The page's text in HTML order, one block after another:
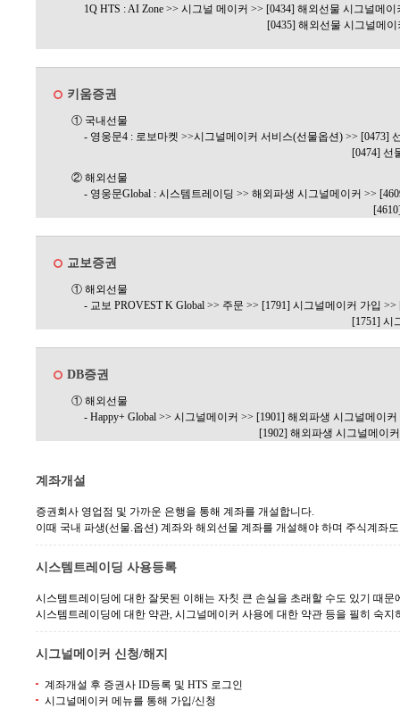
1Q HTS : AI Zone >> 시그널 메이커 >> [0434] 해외선물 시그널메이
[0435] 해외선물 시그널메
키움증권
① 국내선물
- 영웅문4 : 로보마켓 >>시그널메이커 서비스(선물옵션) >> [0473]
[0474] 선
② 해외선물
- 영웅문Global : 시스템트레이딩 >> 해외파생 시그널메이커 >>
교보증권
① 해외선물
- 교보 PROVEST K Global >> 주문 >> [1791] 시그널메이커 가입
[1751] 시
DB증권
① 해외선물
- Happy+ Global >> 시그널메이커 >> [1901] 해외파생 시그널메이
[1902] 해외파생 시그널메이
계좌개설
증권회사 영업점 및 가까운 은행을 통해 계좌를 개설합니다.
이때 국내 파생(선물.옵션) 계좌와 해외선물 계좌를 개설해야 하며 주식계좌
시스템트레이딩 사용등록
시스템트레이딩에 대한 잘못된 이해는 자칫 큰 손실을 초래할 수도 있기 때
시스템트레이딩에 대한 약관, 시그널메이커 사용에 대한 약관 등을 필히 숙지
시그널메이커 신청/해지
계좌개설 후 증권사 ID등록 및 HTS 로그인
시그널메이커 메뉴를 통해 가입/신청